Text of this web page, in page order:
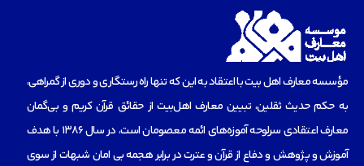
مؤسسه‌ معارف اهل بیت با اعتقاد به این که تنها راه رستگاری و دوری از گمراهی،
به حکم حدیث ثقلین، تبیین معارف اهل‌بیت از حقائق قرآن کریم و بی‌گمان
معارف اعتقادی سرلوحه آموزه‌های ائمه معصومان است، در سال 1386 با هدف
آموزش و پژوهش و دفاع از قرآن و عترت در برابر هجمه بی امان شبهات از سوی